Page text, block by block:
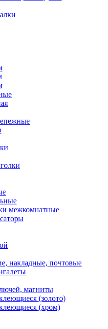
межкомнатные
накладные, почтовые
магниты
(золото)
(хром)